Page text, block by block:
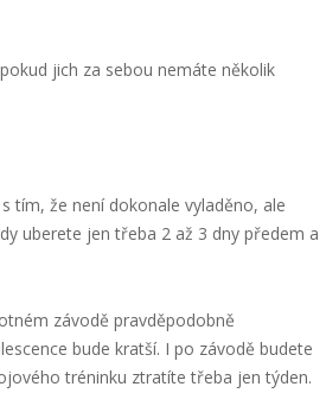
jich za sebou nemáte několik
tím, že není dokonale vyladěno, ale
uberete jen třeba 2 až 3 dny předem a
závodě pravděpodobně
bude kratší. I po závodě budete
tréninku ztratíte třeba jen týden.